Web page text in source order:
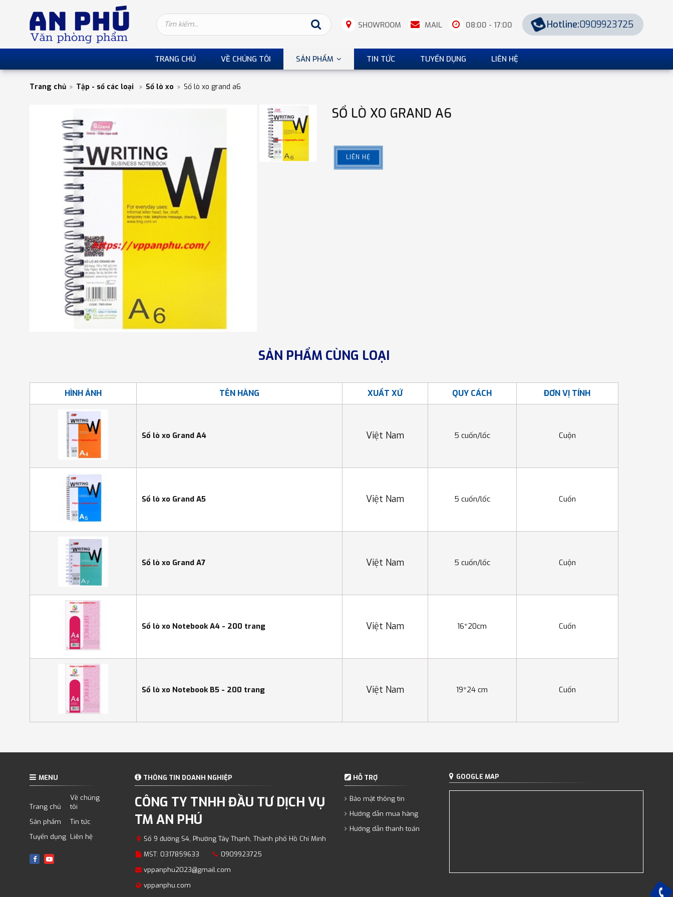
SHOWROOM MAIL 08:00 - 17:00 Hotline:0909923725
TRANG CHỦ VỀ CHÚNG TÔI SẢN PHẨM TIN TỨC TUYỂN DỤNG LIÊN HỆ
Trang chủ Tập - sổ các loại Sổ lò xo Sổ lò xo grand a6
SỔ LÒ XO GRAND A6
LIÊN HỆ
SẢN PHẨM CÙNG LOẠI
HÌNH ẢNH TÊN HÀNG XUẤT XỨ QUY CÁCH ĐƠN VỊ TÍNH
Sổ lò xo Grand A4 Việt Nam 5 cuốn/lốc Cuộn
Sổ lò xo Grand A5 Việt Nam 5 cuốn/lốc Cuốn
Sổ lò xo Grand A7 Việt Nam 5 cuốn/lốc Cuộn
Sổ lò xo Notebook A4 - 200 trang Việt Nam 16*20cm Cuốn
Sổ lò xo Notebook B5 - 200 trang Việt Nam 19*24 cm Cuốn
MENU
Trang chủ
Về chúng
tôi
Sản phẩm
Tin tức
Tuyển dụng Liên hệ
THÔNG TIN DOANH NGHIỆP
CÔNG TY TNHH ĐẦU TƯ DỊCH VỤ
TM AN PHÚ
Số 9 đường S4, Phường Tây Thạnh, Thành phố Hồ Chí Minh
MST: 0317859633
0909923725
vppanphu2023@gmail.com
vppanphu.com
HỖ TRỢ
Bảo mật thông tin
Hướng dẫn mua hàng
Hướng dẫn thanh toán
GOOGLE MAP